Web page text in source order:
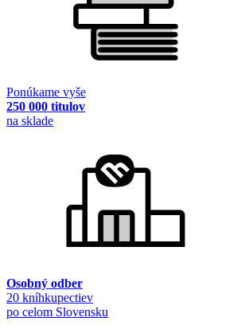
Ponúkame vyše
250 000 titulov
na sklade
Osobný odber
20 kníhkupectiev
po celom Slovensku